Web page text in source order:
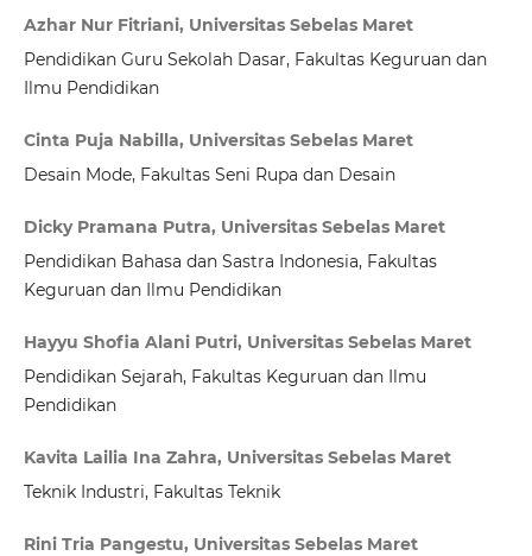
Azhar Nur Fitriani, Universitas Sebelas Maret
Pendidikan Guru Sekolah Dasar, Fakultas Keguruan dan
Ilmu Pendidikan
Cinta Puja Nabilla, Universitas Sebelas Maret
Desain Mode, Fakultas Seni Rupa dan Desain
Dicky Pramana Putra, Universitas Sebelas Maret
Pendidikan Bahasa dan Sastra Indonesia, Fakultas
Keguruan dan Ilmu Pendidikan
Hayyu Shofia Alani Putri, Universitas Sebelas Maret
Pendidikan Sejarah, Fakultas Keguruan dan Ilmu
Pendidikan
Kavita Lailia Ina Zahra, Universitas Sebelas Maret
Teknik Industri, Fakultas Teknik
Rini Tria Pangestu, Universitas Sebelas Maret